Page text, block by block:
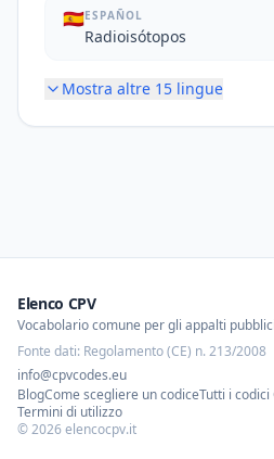
🇪🇸ESPAÑOL
Radioisótopos
Mostra altre 15 lingue
Elenco CPV
Vocabolario comune per gli appalti
Fonte dati: Regolamento (CE) n. 213/2008
info@cpvcodes.eu
BlogCome scegliere un codiceTutti i codici
Termini di utilizzo
©2026elencocpv.it